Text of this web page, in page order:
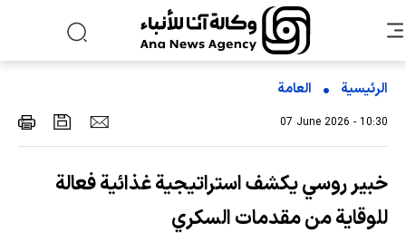
الرئيسية العامة
07 June 2026 - 10:30
خبير روسي يكشف استراتيجية غذائية فعالة
للوقاية من مقدمات السكري